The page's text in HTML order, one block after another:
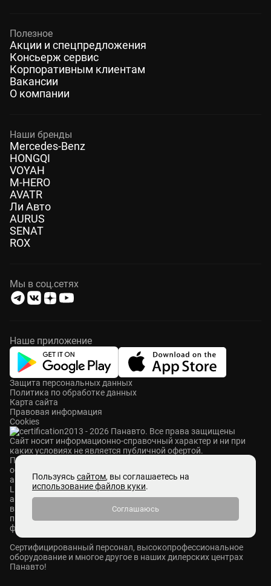
Полезное
Акции и спецпредложения
Консьерж сервис
Корпоративным клиентам
Вакансии
О компании
Наши бренды
Mercedes-Benz
HONGQI
VOYAH
M-HERO
AVATR
Ли Авто
AURUS
SENAT
ROX
Мы в соц.сетях
Наше приложение
2013 - 2026 Панавто. Все права защищены
Cайт носит информационно-справочный характер и ни при
каких условиях не является публичной офертой.
Защита персональных данных
Политика по обработке данных
Карта сайта
Правовая информация
Cookies
ПАНАВТО — сеть премиальных автосалонов в Москве. Мы
осуществляем продажу и сервисное обслуживание
автомобилей Mercedes-Benz, Voyah, Aurus, Hongqi, Avatr,
Lixiang, M-Hero, ROX и Zeekr. Также у нас представлены
автомобили с пробегом абсолютно разных брендов. Мы
выкупаем автомобили любых марок, ставим на комиссию и
принимаем в Trade-in. В Панавто действуют различные
финансовые программы: кредит, лизинг и страхование.
Сертифицированный персонал, высокопрофессиональное
оборудование и многое другое в наших дилерских центрах
Панавто!
Пользуясь сайтом, вы соглашаетесь на
использование файлов куки.
Соглашаюсь